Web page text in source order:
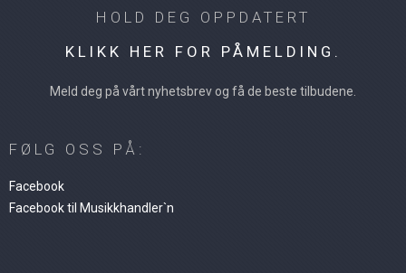
HOLD DEG OPPDATERT
KLIKK HER FOR PÅMELDING.
Meld deg på vårt nyhetsbrev og få de beste tilbudene.
FØLG OSS PÅ:
Facebook
Facebook til Musikkhandler`n